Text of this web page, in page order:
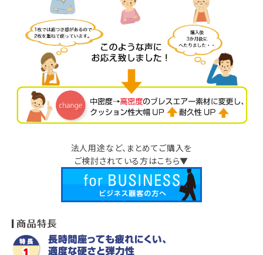
法人用途など、まとめてご購入を
ご検討されている方はこちら▼